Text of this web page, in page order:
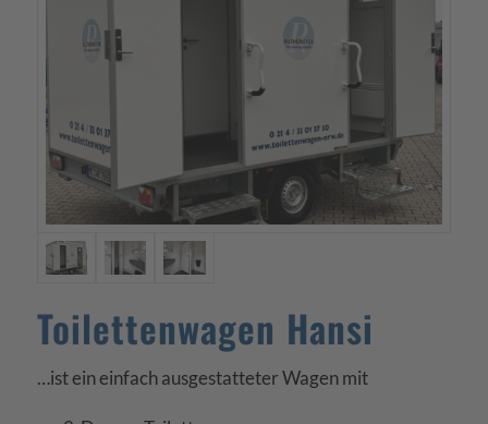
Toilettenwagen Hansi
…ist ein einfach ausgestatteter Wagen mit